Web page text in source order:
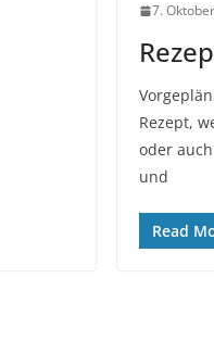
7.
Rezept,
oder
und
Read